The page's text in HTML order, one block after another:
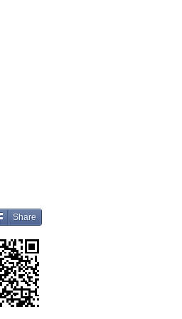
Share